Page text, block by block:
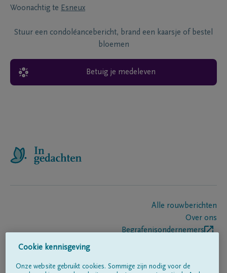
Woonachtig te Esneux
Stuur een condoléancebericht, brand een kaarsje of bestel
bloemen
Betuig je medeleven
Alle rouwberichten
Over ons
Begrafenisondernemers
Cookie kennisgeving
Onze website gebruikt cookies. Sommige zijn nodig voor de